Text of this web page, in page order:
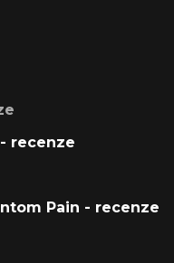
recenze
Pain - recenze